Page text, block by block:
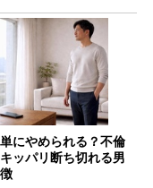
にやめられる？不倫
ッパリ断ち切れる男